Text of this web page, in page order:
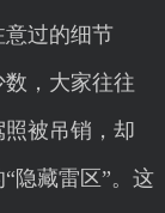
过的细节
，大家往往
被吊销，却
隐藏雷区”。这